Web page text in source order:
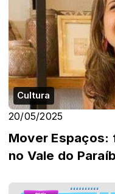
Cultura
20/05/2025
Mover
no Vale do